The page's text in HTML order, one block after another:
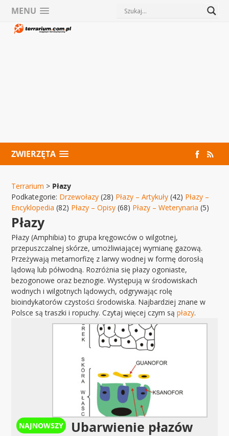
MENU
ZWIERZĘTA
Terrarium > Płazy
Podkategorie: Drzewołazy (28) Płazy – Artykuły (42) Płazy –
Encyklopedia (82) Płazy – Opisy (68) Płazy – Weterynaria (5)
Płazy
Płazy (Amphibia) to grupa kręgowców o wilgotnej,
przepuszczalnej skórze, umożliwiającej wymianę gazową.
Przeżywają metamorfizę z larwy wodnej w formę dorosłą
lądową lub półwodną. Rozróżnia się płazy ogoniaste,
bezogonowe oraz beznogie. Występują w środowiskach
wodnych i wilgotnych lądowych, odgrywając rolę
bioindykatorów czystości środowiska. Najbardziej znane w
Polsce są traszki i ropuchy. Czytaj więcej czym sąpłazy.
Ubarwienie płazów